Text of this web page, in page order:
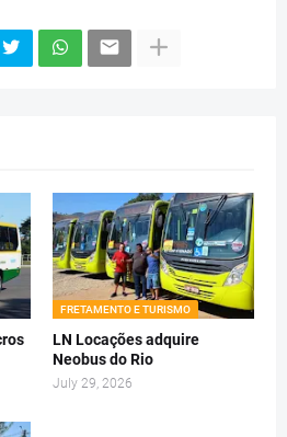
FRETAMENTO E TURISMO
LN Locações adquire
Neobus do Rio
July 29, 2026